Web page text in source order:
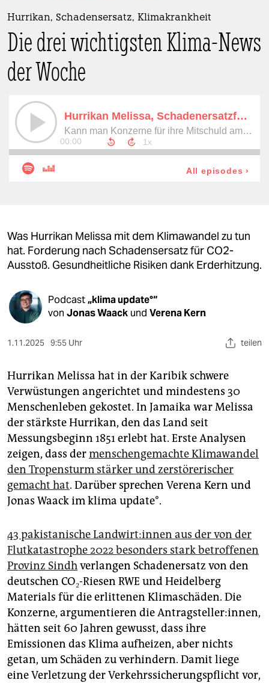
wahrheit
verlag
verlag
veranstaltungen
shop
fragen & hilfe
genossenschaft
epaper login
Hurrikan, Schadensersatz, Klimakrankheit
Die drei wichtigsten Klima-News
der Woche
Was Hurrikan Melissa mit dem Klimawandel zu tun
hat. Forderung nach Schadensersatz für CO2-
Ausstoß. Gesundheitliche Risiken dank Erderhitzung.
Podcast„klima update°“
von Jonas Waack und Verena Kern
1.11.2025 9:55 Uhr teilen
Hurrikan Melissa hat in der Karibik schwere
Verwüstungen angerichtet und mindestens 30
Menschenleben gekostet. In Jamaika war Melissa
der stärkste Hurrikan, den das Land seit
Messungsbeginn 1851 erlebt hat. Erste Analysen
zeigen, dass dermenschengemachte Klimawandel
den Tropensturm stärker und zerstörerischer
gemacht hat. Darüber sprechen Verena Kern und
Jonas Waack im klima update°.
43 pakistanische Land­wir­t:in­nen aus der von der
Flutkatastrophe 2022 besonders stark betroffenen
Provinz Sindhverlangen Schadenersatz von den
deutschen CO₂-Riesen RWE und Heidelberg
Materials für die erlittenen Klimaschäden. Die
Konzerne, argumentieren die Antragsteller:innen,
hätten seit 60 Jahren gewusst, dass ihre
Emissionen das Klima aufheizen, aber nichts
getan, um Schäden zu verhindern. Damit liege
eine Verletzung der Verkehrssicherungspflicht vor,